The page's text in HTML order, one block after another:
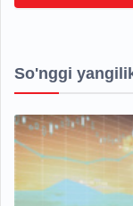
So'nggi